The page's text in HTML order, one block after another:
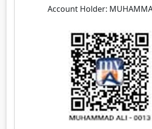
Account Holder: